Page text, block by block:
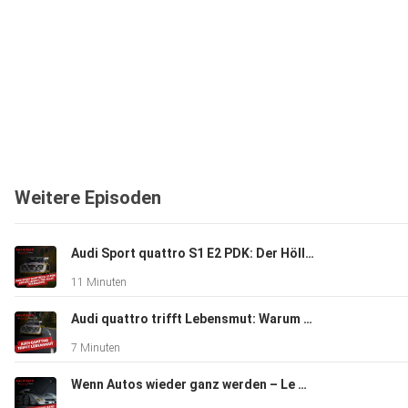
Weitere Episoden
Audi Sport quattro S1 E2 PDK: Der Höllenritt, der alles veränderte | Johanna Böckler
11 Minuten
Audi quattro trifft Lebensmut: Warum echter Antrieb mehr ist als PS | Simon Birr
7 Minuten
Wenn Autos wieder ganz werden – Le Mans, Bugatti & 300 SL | Volker Dickel